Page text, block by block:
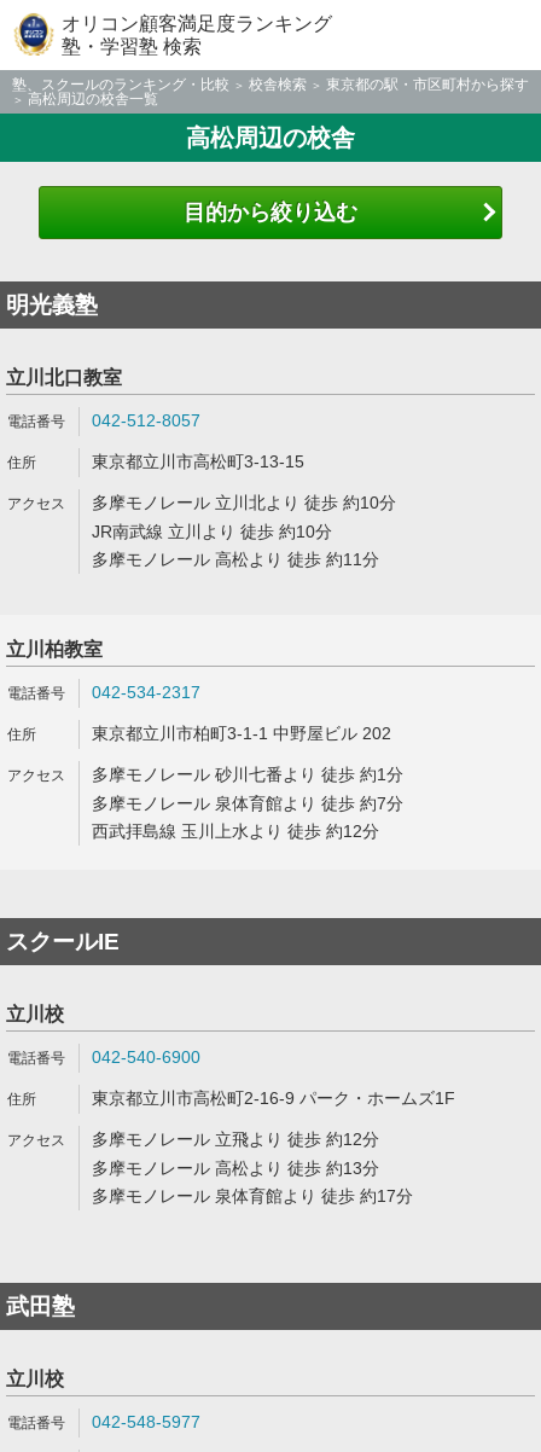
オリコン顧客満足度ランキング
塾・学習塾 検索
塾、スクールのランキング・比較 校舎検索
東京都の駅・市区町村から探す
高松周辺の校舎一覧
高松周辺の校舎
目的から絞り込む
明光義塾
立川北口教室
042-512-8057
東京都立川市高松町3-13-15
多摩モノレール 立川北より 徒歩 約10分
JR南武線 立川より 徒歩 約10分
多摩モノレール 高松より 徒歩 約11分
立川柏教室
042-534-2317
東京都立川市柏町3-1-1 中野屋ビル 202
多摩モノレール 砂川七番より 徒歩 約1分
多摩モノレール 泉体育館より 徒歩 約7分
西武拝島線 玉川上水より 徒歩 約12分
スクールIE
立川校
042-540-6900
東京都立川市高松町2-16-9 パーク・ホームズ1F
多摩モノレール 立飛より 徒歩 約12分
多摩モノレール 高松より 徒歩 約13分
多摩モノレール 泉体育館より 徒歩 約17分
武田塾
立川校
042-548-5977